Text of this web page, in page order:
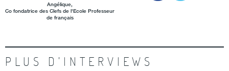
Angélique,
Co fondatrice des Clefs de l'Ecole Professeur
de français
PLUS D'INTERVIEWS